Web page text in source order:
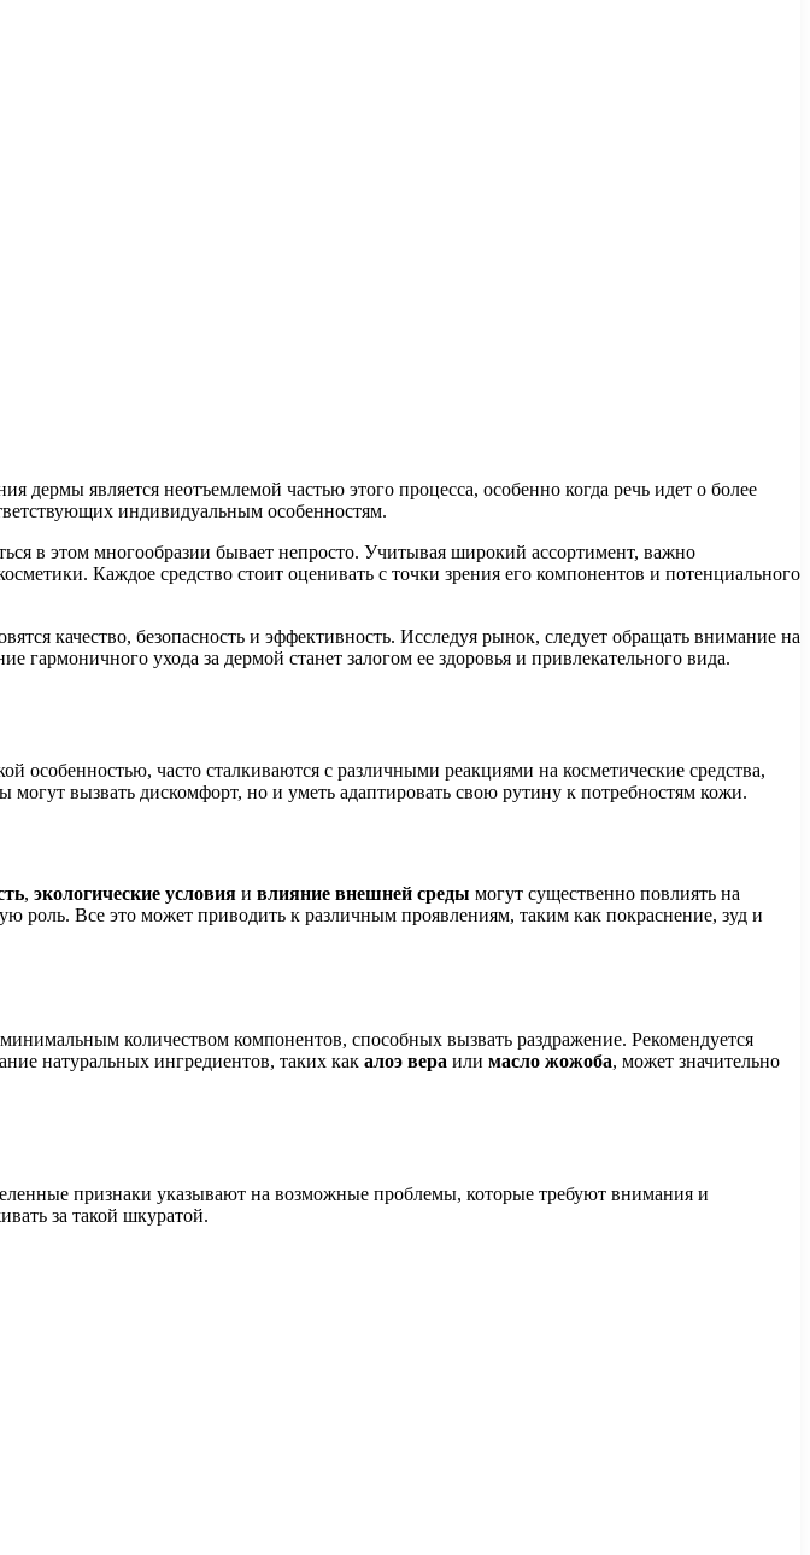
является неотъемлемой частью этого процесса, особенно когда речь идет о более
индивидуальным особенностям.
в этом многообразии бывает непросто. Учитывая широкий ассортимент, важно
Каждое средство стоит оценивать с точки зрения его компонентов и потенциального
качество, безопасность и эффективность. Исследуя рынок, следует обращать внимание на
ухода за дермой станет залогом ее здоровья и привлекательного вида.
часто сталкиваются с различными реакциями на косметические средства,
вызвать дискомфорт, но и уметь адаптировать свою рутину к потребностям кожи.
, экологические условия и влияние внешней среды могут существенно повлиять на
Все это может приводить к различным проявлениям, таким как покраснение, зуд и
количеством компонентов, способных вызвать раздражение. Рекомендуется
натуральных ингредиентов, таких как алоэ вера или масло жожоба, может значительно
признаки указывают на возможные проблемы, которые требуют внимания и
за такой шкуратой.